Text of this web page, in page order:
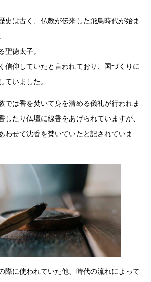
史は古く、仏教が伝来した飛鳥時代が始ま
聖徳太子。
信仰していたと言われており、国づくりに
ていました。
では香を焚いて身を清める儀礼が行われま
したり仏壇に線香をあげられていますが、
わせて沈香を焚いていたと記されていま
際に使われていた他、時代の流れによって